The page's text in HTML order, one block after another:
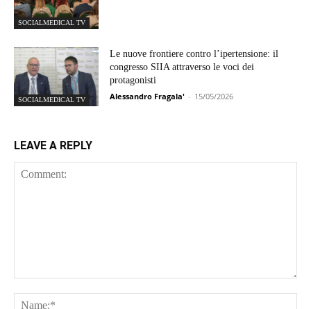
SOCIALMEDICAL TV
SOCIALMEDICAL TV
Le nuove frontiere contro l’ipertensione: il
congresso SIIA attraverso le voci dei
protagonisti
Alessandro Fragala' - 15/05/2026
LEAVE A REPLY